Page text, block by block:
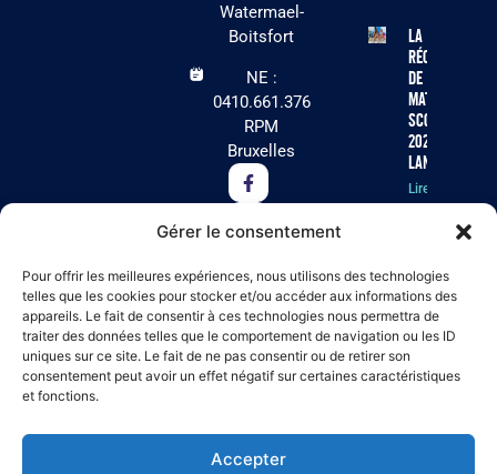
Gérer le consentement
Pour offrir les meilleures expériences, nous utilisons des technologies
telles que les cookies pour stocker et/ou accéder aux informations des
appareils. Le fait de consentir à ces technologies nous permettra de
traiter des données telles que le comportement de navigation ou les ID
uniques sur ce site. Le fait de ne pas consentir ou de retirer son
consentement peut avoir un effet négatif sur certaines caractéristiques
et fonctions.
Accepter
Watermael-
Boitsfort
NE :
0410.661.376
RPM
Bruxelles
La
récolte
de
matériel
scolaire
2026 est
lancée !
Lire la
Cet été, Arc-
en-Ciel
recherche
des
volontaires
pour ses